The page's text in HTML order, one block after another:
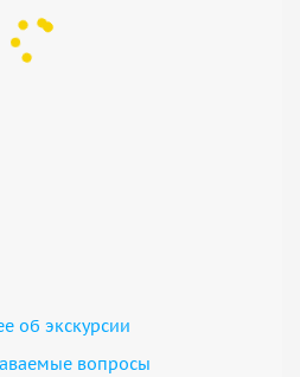
об экскурсии
вопросы